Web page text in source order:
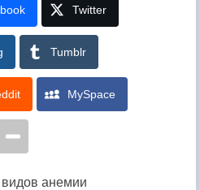
Twitter
Tumblr
MySpace
анемии